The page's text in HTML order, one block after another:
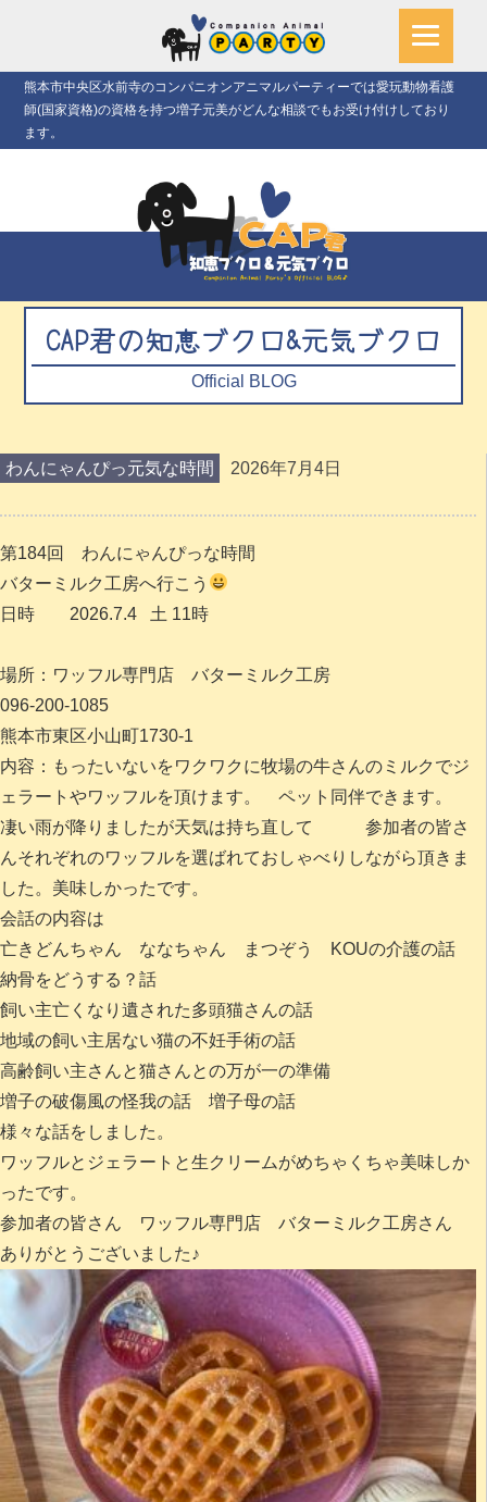
熊本市中央区水前寺のコンパニオンアニマルパーティーでは愛玩動物看護
師(国家資格)の資格を持つ増子元美がどんな相談でもお受け付けしており
ます。
CAP君の知恵ブクロ&元気ブクロ
Official BLOG
わんにゃんぴっ元気な時間 2026年7月4日
第184回 わんにゃんぴっな時間
バターミルク工房へ行こう
日時 2026.7.4 土 11時
場所：ワッフル専門店 バターミルク工房
096-200-1085
熊本市東区小山町1730-1
内容：もったいないをワクワクに牧場の牛さんのミルクでジ
ェラートやワッフルを頂けます。 ペット同伴できます。
凄い雨が降りましたが天気は持ち直して 参加者の皆さ
んそれぞれのワッフルを選ばれておしゃべりしながら頂きま
した。美味しかったです。
会話の内容は
亡きどんちゃん ななちゃん まつぞう KOUの介護の話
納骨をどうする？話
飼い主亡くなり遺された多頭猫さんの話
地域の飼い主居ない猫の不妊手術の話
高齢飼い主さんと猫さんとの万が一の準備
増子の破傷風の怪我の話 増子母の話
様々な話をしました。
ワッフルとジェラートと生クリームがめちゃくちゃ美味しか
ったです。
参加者の皆さん
ワッフル専門店 バターミルク工房さん
ありがとうございました♪